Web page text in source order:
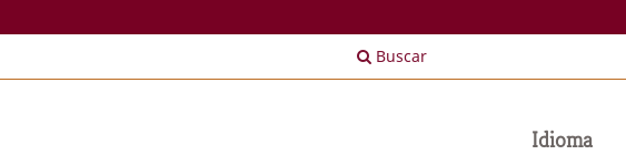
Buscar
Idioma